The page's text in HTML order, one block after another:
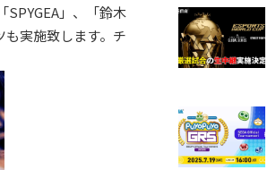
」、「鈴木
実施致します。チ